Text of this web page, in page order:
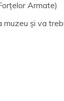
Armate)
și va